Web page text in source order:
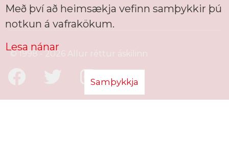
© 1998 - 2026 Allur réttur áskilinn
Með því að heimsækja vefinn samþykkir þú
notkun á vafrakökum.
Lesa nánar
Samþykkja